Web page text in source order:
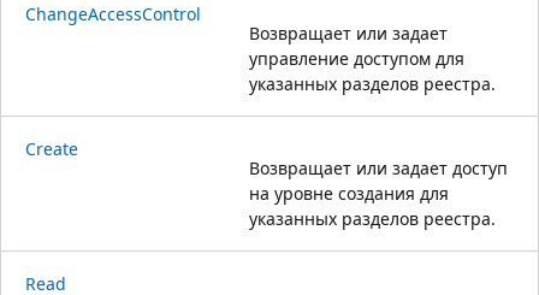
ChangeAccessControl
Возвращает или задает
управление доступом для
указанных разделов реестра.
Create
Возвращает или задает доступ
на уровне создания для
указанных разделов реестра.
Read